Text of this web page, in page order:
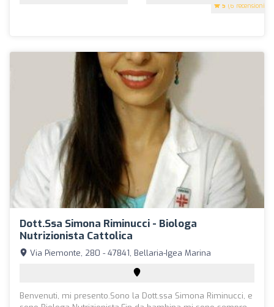
5 (6 recensioni)
Dott.ssa Simona Riminucci - Biologa
Nutrizionista Cattolica
Via Piemonte, 280 - 47841, Bellaria-Igea Marina
Benvenuti, mi presento.Sono la Dott.ssa Simona Riminucci, e